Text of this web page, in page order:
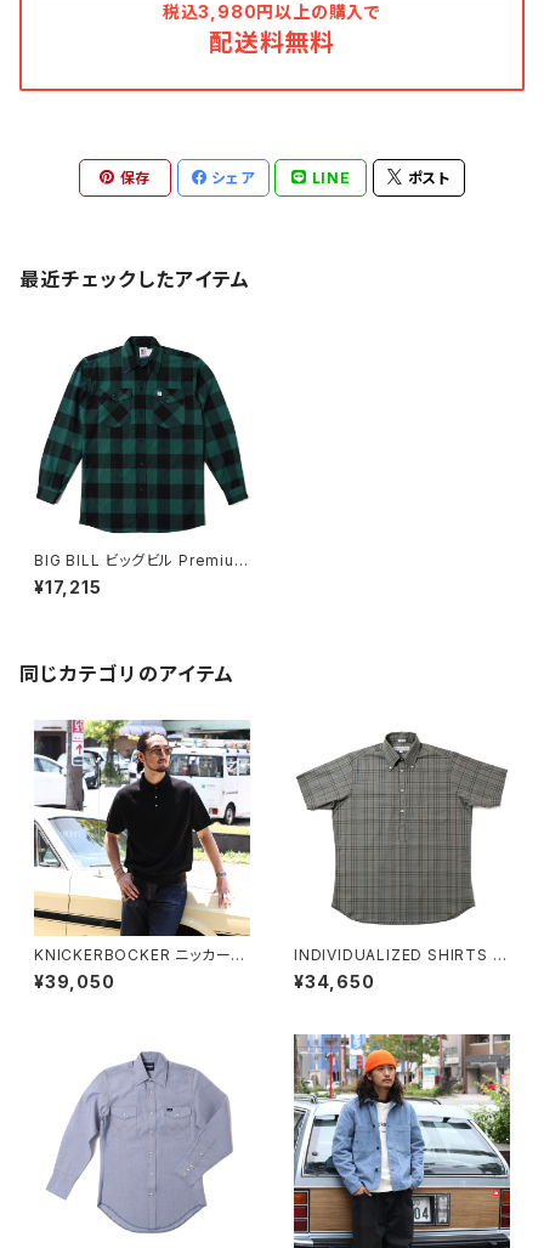
税込3,980円以上の購入で
配送料無料
保存 シェア LINE ポスト
最近チェックしたアイテム
BIG BILL ビッグビル Premium
Brawny Flannel Work Shirt
121 フランネルシャツ GREEN/B
¥17,215
同じカテゴリのアイテム
KNICKERBOCKER ニッカーボ
ッカー Madison Cotton Polo
マディソンコットンポロ ポロシャ
¥39,050
INDIVIDUALIZED SHIRTS イ
ンディビジュアライズドシャツ B
ASIL ポップオーバーシャツ プ
¥34,650